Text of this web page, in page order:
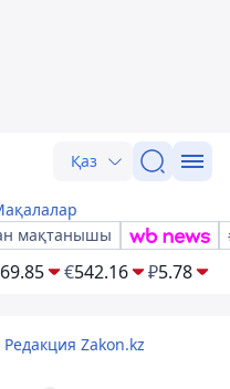
Қаз
мақтанышы
€542.16 ₽5.78
Редакция Zakon.kz